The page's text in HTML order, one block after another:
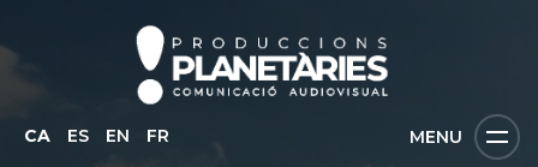
CA ES EN FR MENU